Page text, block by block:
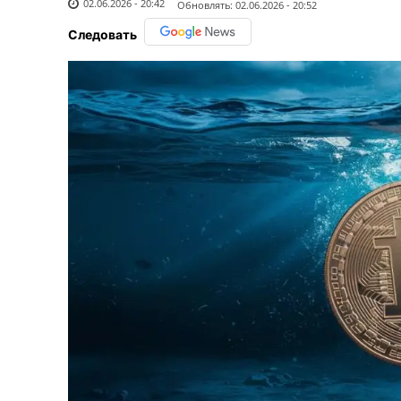
02.06.2026 - 20:42 Обновлять: 02.06.2026 - 20:52
Следовать